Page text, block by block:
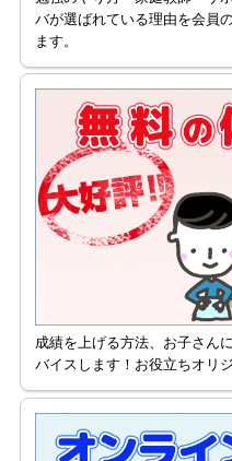
バが選ばれている理由を会員
ます。
成績を上げる方法、お子さん
バイスします！お役立ちオリ